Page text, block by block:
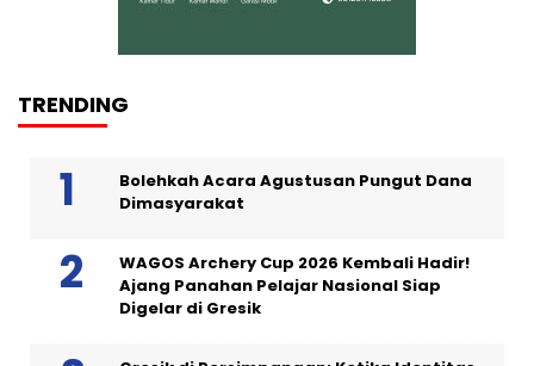
TRENDING
Bolehkah Acara Agustusan Pungut Dana
Dimasyarakat
WAGOS Archery Cup 2026 Kembali Hadir!
Ajang Panahan Pelajar Nasional Siap
Digelar di Gresik